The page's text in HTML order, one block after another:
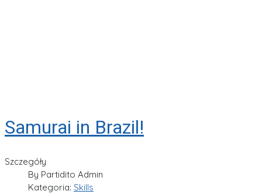
Samurai in Brazil!
Szczegóły
By Partidito Admin
Kategoria: Skills